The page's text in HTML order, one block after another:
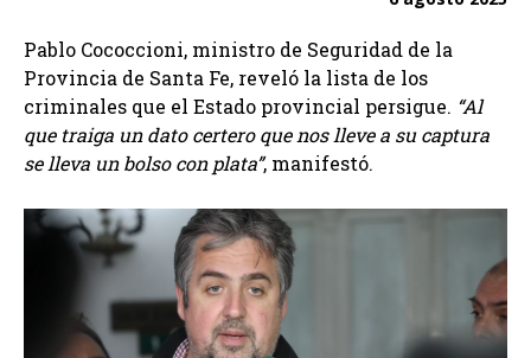
Pablo Cococcioni, ministro de Seguridad de la
Provincia de Santa Fe, reveló la lista de los
criminales que el Estado provincial persigue. “Al
que traiga un dato certero que nos lleve a su captura
se lleva un bolso con plata”, manifestó.